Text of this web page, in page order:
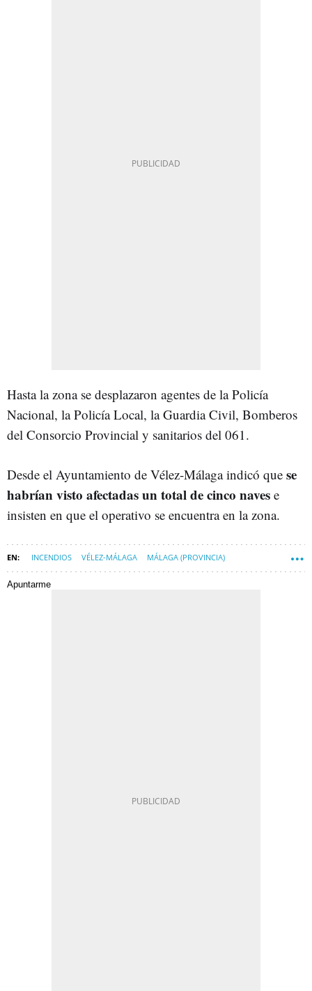
Hasta la zona se desplazaron agentes de la Policía
Nacional, la Policía Local, la Guardia Civil, Bomberos
del Consorcio Provincial y sanitarios del 061.
Desde el Ayuntamiento de Vélez-Málaga indicó que se
habrían visto afectadas un total de cinco naves e
insisten en que el operativo se encuentra en la zona.
INCENDIOS VÉLEZ-MÁLAGA MÁLAGA (PROVINCIA)
SUCESOS MÁLAGA
Apuntarme